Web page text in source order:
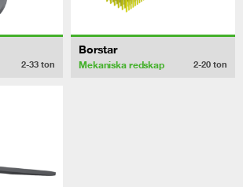
2-33 ton
Borstar
Mekaniska redskap 2-20 ton